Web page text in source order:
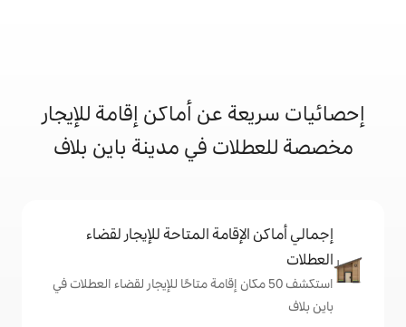
عن أماكن إقامة للإيجار
في مدينة باين بلاف
المتاحة للإيجار لقضاء
50 مكان إقامة متاحًا للإيجار لقضاء العطلات في